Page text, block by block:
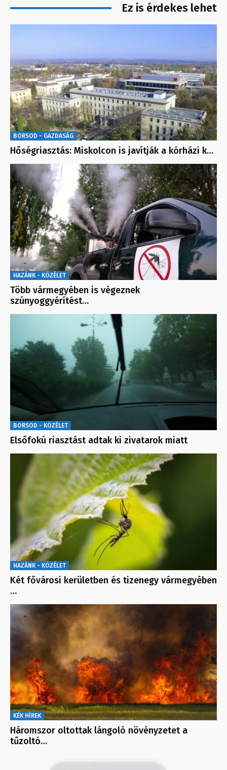
Ez is érdekes lehet
BORSOD - GAZDASÁG
Hőségriasztás: Miskolcon is javítják a kórházi k…
HAZÁNK - KÖZÉLET
Több vármegyében is végeznek
szúnyoggyérítést…
BORSOD - KÖZÉLET
Elsőfokú riasztást adtak ki zivatarok miatt
HAZÁNK - KÖZÉLET
Két fővárosi kerületben és tizenegy vármegyében
…
KÉK HÍREK
Háromszor oltottak lángoló növényzetet a
tűzoltó…